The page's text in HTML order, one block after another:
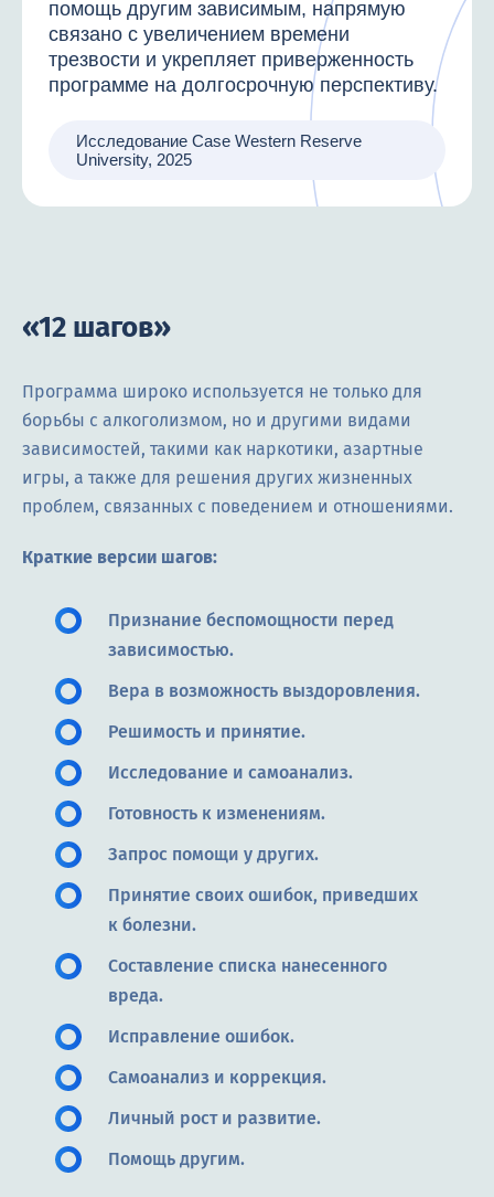
помощь другим зависимым, напрямую
связано с увеличением времени
трезвости и укрепляет приверженность
программе на долгосрочную перспективу.
Исследование Case Western Reserve
University, 2025
«12 шагов»
Программа широко используется не только для
борьбы с алкоголизмом, но и другими видами
зависимостей, такими как наркотики, азартные
игры, а также для решения других жизненных
проблем, связанных с поведением и отношениями.
Краткие версии шагов:
Признание беспомощности перед
зависимостью.
Вера в возможность выздоровления.
Решимость и принятие.
Исследование и самоанализ.
Готовность к изменениям.
Запрос помощи у других.
Принятие своих ошибок, приведших
к болезни.
Составление списка нанесенного
вреда.
Исправление ошибок.
Самоанализ и коррекция.
Личный рост и развитие.
Помощь другим.